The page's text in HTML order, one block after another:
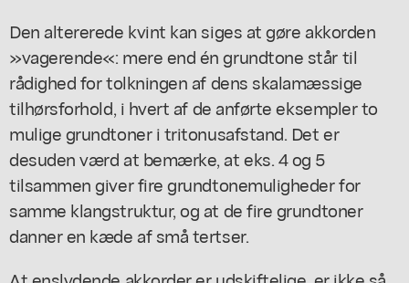
Den altererede kvint kan siges at gøre akkorden
»vagerende«: mere end én grundtone står til
rådighed for tolkningen af dens skalamæssige
tilhørsforhold, i hvert af de anførte eksempler to
mulige grundtoner i tritonusafstand. Det er
desuden værd at bemærke, at eks. 4 og 5
tilsammen giver fire grundtonemuligheder for
samme klangstruktur, og at de fire grundtoner
danner en kæde af små tertser.